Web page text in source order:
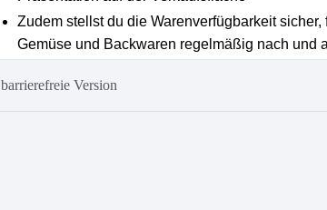
barrierefreie Version